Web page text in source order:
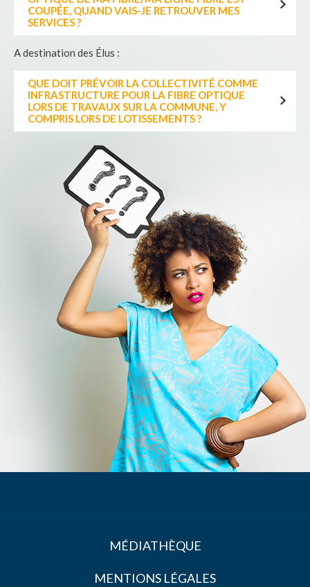
COUPÉE, QUAND VAIS-JE RETROUVER MES
SERVICES ?
A destination des Élus :
QUE DOIT PRÉVOIR LA COLLECTIVITÉ COMME
INFRASTRUCTURE POUR LA FIBRE OPTIQUE
LORS DE TRAVAUX SUR LA COMMUNE, Y
COMPRIS LORS DE LOTISSEMENTS ?
MÉDIATHÈQUE
MENTIONS LÉGALES